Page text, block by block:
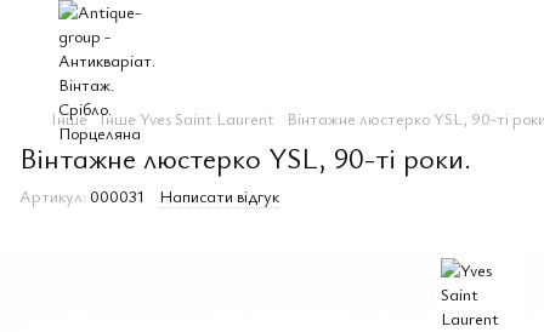
Інше Інше Yves Saint Laurent Вінтажне люстерко YSL, 90-ті
Вінтажне люстерко YSL, 90-ті роки.
Артикул: 000031 Написати відгук